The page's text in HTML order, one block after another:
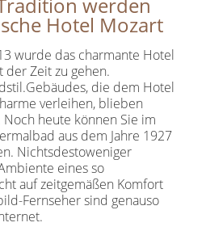
werden
Hotel Mozart
wurde das charmante Hotel
Zeit zu gehen.
die dem Hotel
verleihen, blieben
heute können Sie im
aus dem Jahre 1927
Nichtsdestoweniger
eines so
auf zeitgemäßen Komfort
Fernseher sind genauso